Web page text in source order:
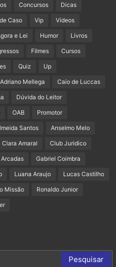
Concursos Dicas
Caso Vip Vídeos
e Lei Humor Livros
Filmes Cursos
Quiz Up
Adriano Mellega Caio de Luccas
Dúvida do Leitor
OAB Promotor
Santos Anselmo Melo
Clara Amaral Club Juridico
Gabriel Coimbra
Luana Araujo Lucas Castilho
Missão Ronaldo Junior